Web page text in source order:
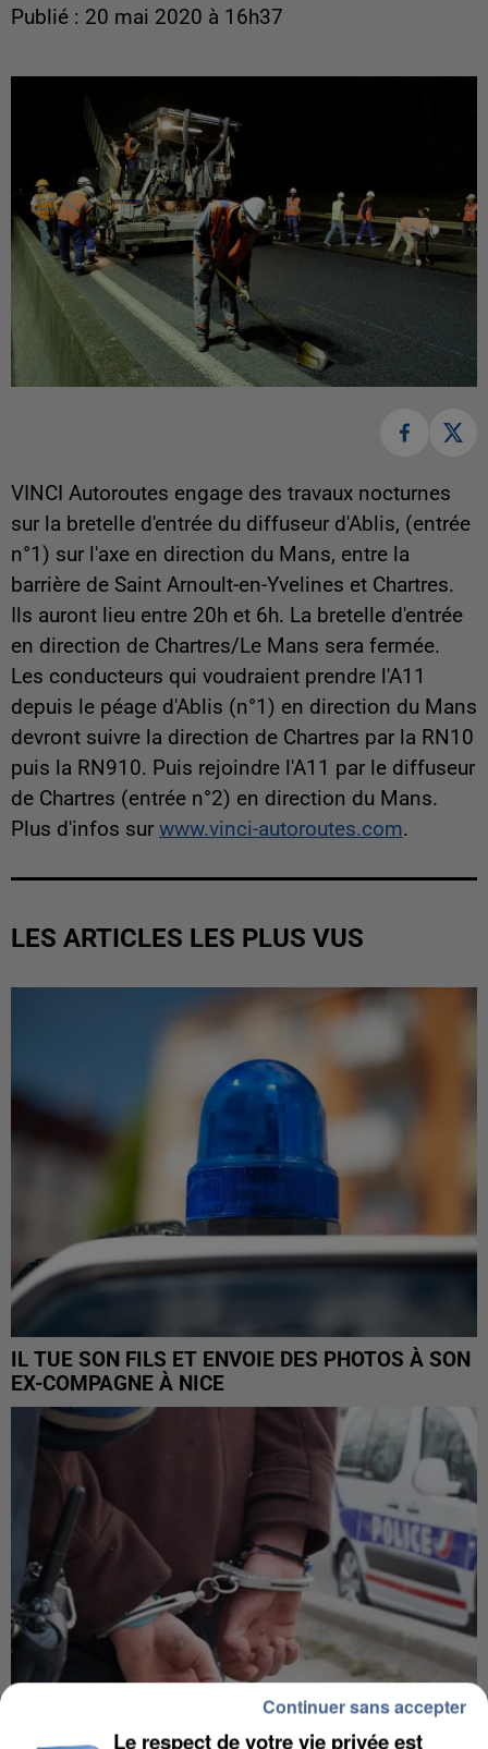
Publié : 20 mai 2020 à 16h37
VINCI Autoroutes engage des travaux nocturnes
sur la bretelle d'entrée du diffuseur d'Ablis, (entrée
n°1) sur l'axe en direction du Mans, entre la
barrière de Saint Arnoult-en-Yvelines et Chartres.
Ils auront lieu entre 20h et 6h. La bretelle d'entrée
en direction de Chartres/Le Mans sera fermée.
Les conducteurs qui voudraient prendre l'A11
depuis le péage d'Ablis (n°1) en direction du Mans
devront suivre la direction de Chartres par la RN10
puis la RN910. Puis rejoindre l'A11 par le diffuseur
de Chartres (entrée n°2) en direction du Mans.
Plus d'infos sur www.vinci-autoroutes.com.
LES ARTICLES LES PLUS VUS
IL TUE SON FILS ET ENVOIE DES PHOTOS À SON
EX-COMPAGNE À NICE
Le respect de votre vie privée est
Continuer sans accepter